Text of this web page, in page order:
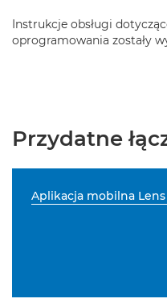
Instrukcje obsługi
oprogramowania zostały
Przydatne
Aplikacja mobilna